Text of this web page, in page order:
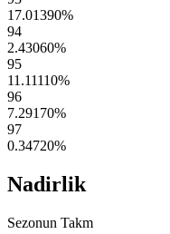
17.01390%
94
2.43060%
95
11.11110%
96
7.29170%
97
0.34720%
Nadirlik
Sezonun Takm